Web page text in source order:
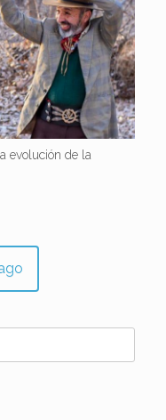
evolución de la